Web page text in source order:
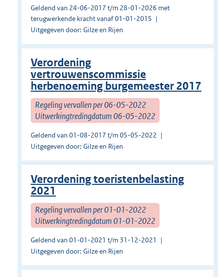
Geldend van 24-06-2017 t/m 28-01-2026 met
terugwerkende kracht vanaf 01-01-2015
Uitgegeven door: Gilze en Rijen
Verordening
vertrouwenscommissie
herbenoeming burgemeester 2017
Regeling vervallen per 06-05-2022
Uitwerkingtredingdatum 06-05-2022
Geldend van 01-08-2017 t/m 05-05-2022
Uitgegeven door: Gilze en Rijen
Verordening toeristenbelasting
2021
Regeling vervallen per 01-01-2022
Uitwerkingtredingdatum 01-01-2022
Geldend van 01-01-2021 t/m 31-12-2021
Uitgegeven door: Gilze en Rijen